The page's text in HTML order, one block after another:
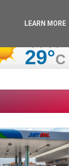
LEARN MORE